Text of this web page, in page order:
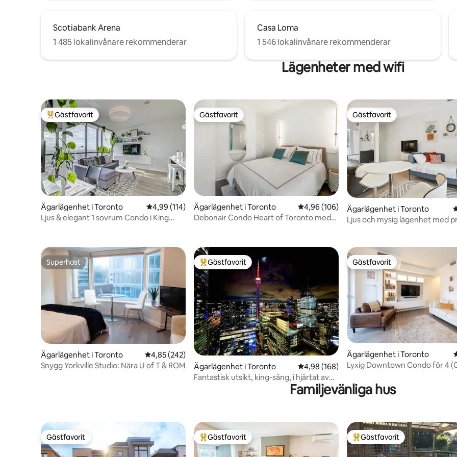
Scotiabank Arena
1 485 lokalinvånare rekommenderar
Casa Loma
1 546 lokalinvånare rekommenderar
Lägenheter med wifi
Populär gästfavorit
Gästfavorit
Ägarlägenhet i Toronto 4,99 av 5 i genomsnittligt betyg, 114 omdömen
4,99 (114)
Ljus & elegant 1 sovrum Condo i King
Gästfavorit
Gästfavorit
Ägarlägenhet i Toronto 4,96 av 5 i genomsnittligt betyg, 106
4,96 (106)
Debonair Condo Heart of Toronto med
Gästfavorit
Gästfavorit
Ägarlägenhet i Toronto
Ljus och mysig lägenhet med
Superhost
Superhost
Ägarlägenhet i Toronto 4,85 av 5 i genomsnittligt betyg, 242 omdömen
4,85 (242)
Snygg Yorkville Studio: Nära U of T & ROM
Populär gästfavorit
Gästfavorit
Ägarlägenhet i Toronto 4,98 av 5 i genomsnittligt betyg, 168
4,98 (168)
Fantastisk utsikt, king-säng, i hjärtat av
Gästfavorit
Gästfavorit
Ägarlägenhet i Toronto
Lyxig Downtown Condo för 4
Familjevänliga hus
Gästfavorit
Gästfavorit Populär gästfavorit
Gästfavorit Populär gästfavorit
Gästfavorit